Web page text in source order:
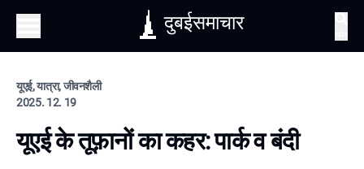
दुबईसमाचार
यूएई, यात्रा, जीवनशैली
2025. 12. 19
यूएई के तूफ़ानों का कहर: पार्क व बंदी